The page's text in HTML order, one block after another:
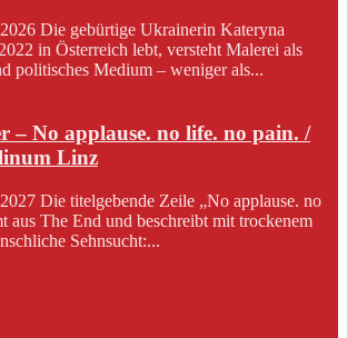
Die gebürtige Ukrainerin Kateryna
in Österreich lebt, versteht Malerei als
politisches Medium – weniger als...
– No applause. no life. no pain. /
Linz
Die titelgebende Zeile „No applause. no
aus The End und beschreibt mit trockenem
Sehnsucht:...